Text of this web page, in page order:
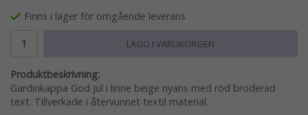
Finns i lager för omgående leverans
LÄGG I VARUKORGEN
Produktbeskrivning:
Gardinkappa God Jul i linne beige nyans med röd broderad
text. Tillverkade i återvunnet textil material.